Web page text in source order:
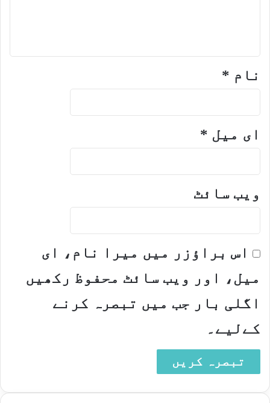
نام *
ای میل *
ویب‌ سائٹ
اس براؤزر میں میرا نام، ای
میل، اور ویب سائٹ محفوظ رکھیں
اگلی بار جب میں تبصرہ کرنے
کےلیے۔